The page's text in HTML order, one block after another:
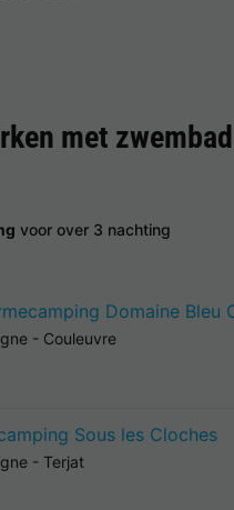
met
voor over 3 nachting
Domaine Bleu
- Couleuvre
Sous les Cloches
- Terjat